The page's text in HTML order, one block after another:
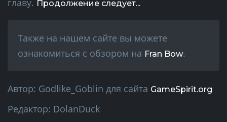
Продолжение следует...
Также на нашем сайте вы можете
ознакомиться с обзором на Fran Bow.
Автор: Godlike_Goblin для сайта GameSpirit.org
Редактор: DolanDuck